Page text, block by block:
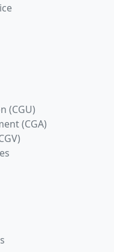
(CGU)
(CGA)